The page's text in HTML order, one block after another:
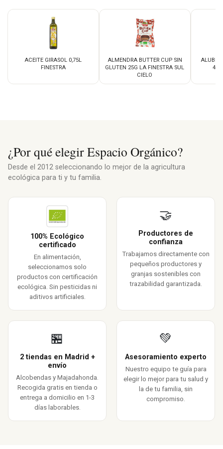
ACEITE GIRASOL 0,75L
FINESTRA
ALMENDRA BUTTER CUP SIN
GLUTEN 25G LA FINESTRA SUL
CIELO
¿Por qué elegir Espacio Orgánico?
Desde el 2012 seleccionando lo mejor de la agricultura
ecológica para ti y tu familia.
100% Ecológico
certificado
En alimentación,
seleccionamos solo
productos con certificación
ecológica. Sin pesticidas ni
aditivos artificiales.
🤝
Productores de
confianza
Trabajamos directamente con
pequeños productores y
granjas sostenibles con
trazabilidad garantizada.
🏪
2 tiendas en Madrid +
envío
Alcobendas y Majadahonda.
Recogida gratis en tienda o
entrega a domicilio en 1-3
días laborables.
💚
Asesoramiento experto
Nuestro equipo te guía para
elegir lo mejor para tu salud y
la de tu familia, sin
compromiso.